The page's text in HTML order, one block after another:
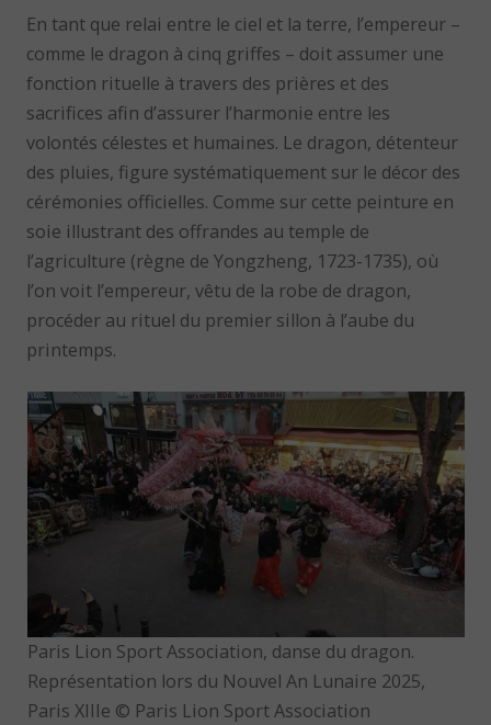
En tant que relai entre le ciel et la terre, l’empereur –
comme le dragon à cinq griffes – doit assumer une
fonction rituelle à travers des prières et des
sacrifices afin d’assurer l’harmonie entre les
volontés célestes et humaines. Le dragon, détenteur
des pluies, figure systématiquement sur le décor des
cérémonies officielles. Comme sur cette peinture en
soie illustrant des offrandes au temple de
l’agriculture (règne de Yongzheng, 1723-1735), où
l’on voit l’empereur, vêtu de la robe de dragon,
procéder au rituel du premier sillon à l’aube du
printemps.
Paris Lion Sport Association, danse du dragon.
Représentation lors du Nouvel An Lunaire 2025,
Paris XIIIe © Paris Lion Sport Association